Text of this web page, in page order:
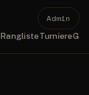
RanglisteTurniere
Admin